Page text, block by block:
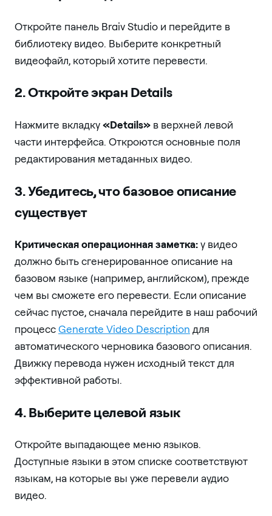
Откройте панель Braiv Studio и перейдите в
библиотеку видео. Выберите конкретный
видеофайл, который хотите перевести.
2. Откройте экран Details
Нажмите вкладку«Details» в верхней левой
части интерфейса. Откроются основные поля
редактирования метаданных видео.
3. Убедитесь, что базовое описание
существует
Критическая операционная заметка:у видео
должно быть сгенерированное описание на
базовом языке (например, английском), прежде
чем вы сможете его перевести. Если описание
сейчас пустое, сначала перейдите в наш рабочий
процессGenerate Video Description для
автоматического черновика базового описания.
Движку перевода нужен исходный текст для
эффективной работы.
4. Выберите целевой язык
Откройте выпадающее меню языков.
Доступные языки в этом списке соответствуют
языкам, на которые вы уже перевели аудио
видео.